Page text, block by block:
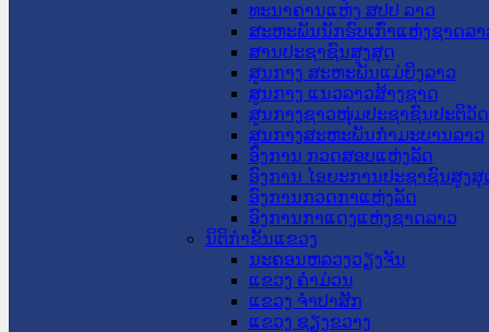
ທະນາຄານແຫ່ງ ສປປ ລາວ
ສະຫະພັນນັກຮົບເກົ່າແຫ່ງຊາດລາ
ສານປະຊາຊົນສູງສຸດ
ສູນກາງ ສະຫະພັນແມ່ຍິງລາວ
ສູນກາງ ແນວລາວສ້າງຊາດ
ສູນກາງຊາວໜຸ່ມປະຊາຊົນປະຕິວັ
ສູນກາງສະຫະພັນກຳມະບານລາວ
ອົງການ ກວດສອບແຫ່ງລັດ
ອົງການ ໄອຍະການປະຊາຊົນສູງສຸ
ອົງການກວດກາແຫ່ງລັດ
ອົງການກາແດງແຫ່ງຊາດລາວ
ນິຕິກໍາຂັ້ນແຂວງ
ນະ​ຄອນ​ຫລວງວຽງຈັນ
ແຂວງ ຄໍາມ່ວນ
ແຂວງ ຈໍາປາສັກ
ແຂວງ ຊຽງຂວາງ